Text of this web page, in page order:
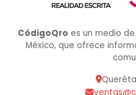
CódigoQro es un medio
México, que ofrece